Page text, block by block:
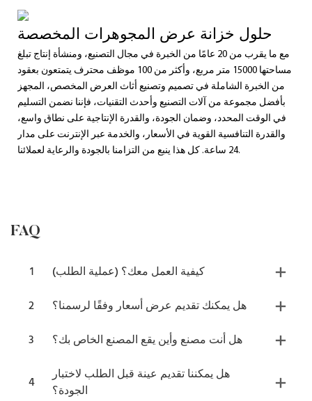
حلول خزانة عرض المجوهرات المخصصة
مع ما يقرب من 20 عامًا من الخبرة في مجال التصنيع، ومنشأة إنتاج تبلغ
مساحتها 15000 متر مربع، وأكثر من 100 موظف محترف يتمتعون بعقود
من الخبرة الشاملة في تصميم وتصنيع أثاث العرض المخصص، المجهز
بأفضل مجموعة من آلات التصنيع وأحدث التقنيات، فإننا نضمن التسليم
في الوقت المحدد، وضمان الجودة، والقدرة الإنتاجية على نطاق واسع،
والقدرة التنافسية القوية في الأسعار، والخدمة عبر الإنترنت على مدار
24 ساعة. كل هذا ينبع من التزامنا بالجودة والرعاية لعملائنا.
FAQ
1
كيفية العمل معك؟ (عملية الطلب)
2
هل يمكنك تقديم عرض أسعار وفقًا لرسمنا؟
3
هل أنت مصنع وأين يقع المصنع الخاص بك؟
4
هل يمكننا تقديم عينة قبل الطلب لاختبار
الجودة؟